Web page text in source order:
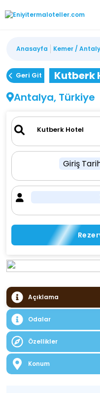
Anasayfa Kemer /
Geri Git
Kutberk
Antalya, Türkiye
Giriş
Açıklama
Odalar
Özellikler
Konum